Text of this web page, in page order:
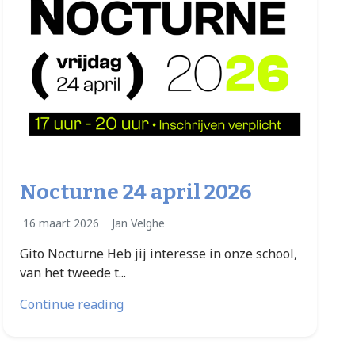
Nocturne 24 april 2026
16 maart 2026 Jan Velghe
Gito Nocturne Heb jij interesse in onze school,
van het tweede t...
Continue reading